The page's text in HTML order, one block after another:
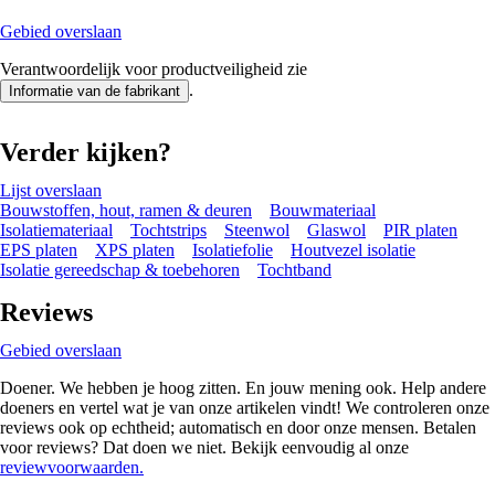
Gebied overslaan
Verantwoordelijk voor productveiligheid zie
Informatie van de fabrikant .
Verder kijken?
Lijst overslaan
Bouwstoffen, hout, ramen & deuren
Bouwmateriaal
Isolatiemateriaal
Tochtstrips Steenwol Glaswol
PIR platen
EPS platen
XPS platen Isolatiefolie
Houtvezel isolatie
Isolatie gereedschap & toebehoren
Tochtband
Reviews
Gebied overslaan
Doener. We hebben je hoog zitten. En jouw mening ook. Help andere
doeners en vertel wat je van onze artikelen vindt! We controleren onze
reviews ook op echtheid; automatisch en door onze mensen. Betalen
voor reviews? Dat doen we niet. Bekijk eenvoudig al onze
reviewvoorwaarden.